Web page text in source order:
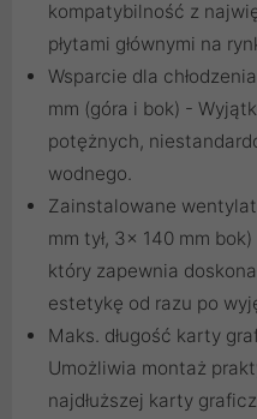
kompatybilność z
płytami głównymi na
Wsparcie dla
mm (góra i bok) -
potężnych,
wodnego.
Zainstalowane
mm tył, 3x 140 mm
który zapewnia
estetykę od razu po
Maks. długość karty
Umożliwia montaż
najdłuższej karty